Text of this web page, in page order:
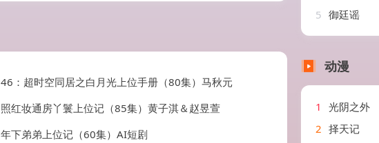
46：超时空同居之白月光上位手册（80集）马秋元
照红妆通房丫鬟上位记（85集）黄子淇＆赵昱萱
年下弟弟上位记（60集）AI短剧
5 御廷谣
动漫
1
光阴之外
2 择天记